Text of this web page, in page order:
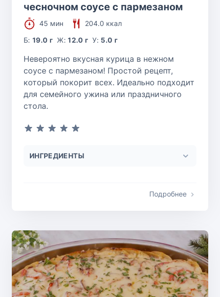
чесночном соусе с пармезаном
45 мин
204.0 ккал
Б:19.0 г Ж:12.0 г У: 5.0 г
Невероятно вкусная курица в нежном
соусе с пармезаном! Простой рецепт,
который покорит всех. Идеально подходит
для семейного ужина или праздничного
стола.
ИНГРЕДИЕНТЫ
Подробнее